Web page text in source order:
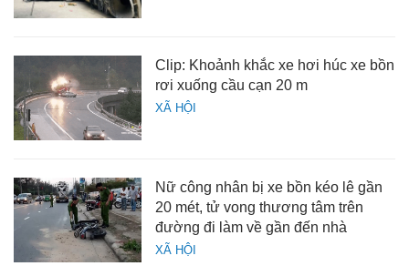
XÃ HỘI
Clip: Khoảnh khắc xe hơi húc xe bồn
rơi xuống cầu cạn 20 m
XÃ HỘI
Nữ công nhân bị xe bồn kéo lê gần
20 mét, tử vong thương tâm trên
đường đi làm về gần đến nhà